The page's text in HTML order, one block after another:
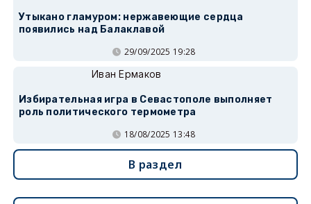
Утыкано гламуром: нержавеющие сердца
появились над Балаклавой
29/09/2025 19:28
Иван Ермаков
Избирательная игра в Севастополе выполняет
роль политического термометра
18/08/2025 13:48
В раздел